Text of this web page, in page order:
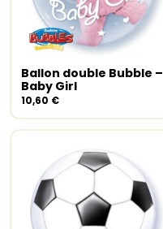
Ajouter au panier
Ballon double Bubble –
Baby Girl
10,60 €